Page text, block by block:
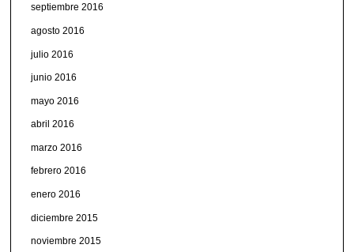
septiembre 2016
agosto 2016
julio 2016
junio 2016
mayo 2016
abril 2016
marzo 2016
febrero 2016
enero 2016
diciembre 2015
noviembre 2015